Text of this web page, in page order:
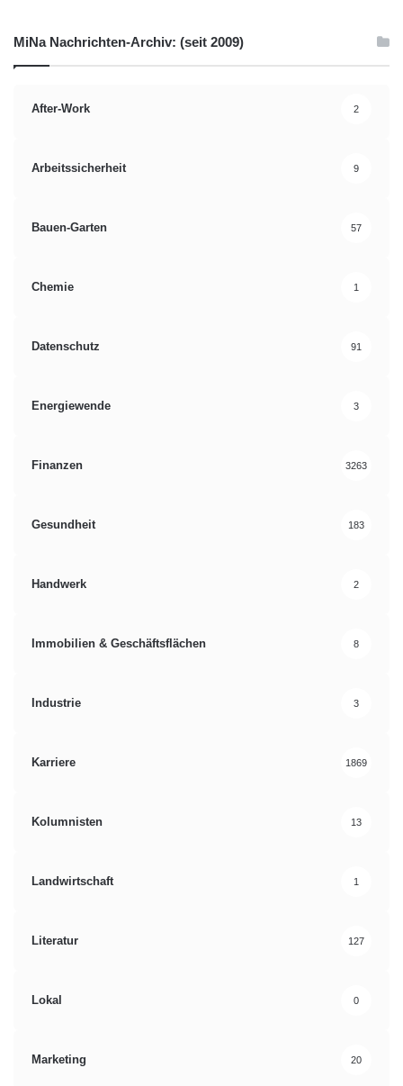
MiNa Nachrichten-Archiv: (seit 2009)
After-Work 2
Arbeitssicherheit 9
Bauen-Garten 57
Chemie 1
Datenschutz 91
Energiewende 3
Finanzen 3263
Gesundheit 183
Handwerk 2
Immobilien & Geschäftsflächen 8
Industrie 3
Karriere 1869
Kolumnisten 13
Landwirtschaft 1
Literatur 127
Lokal 0
Marketing 20